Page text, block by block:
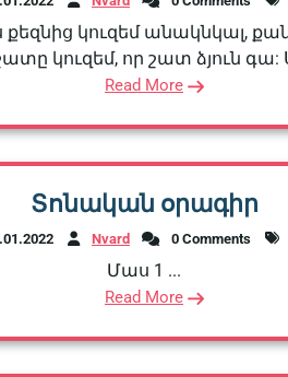
կուզեմ անակնկալ,
կուզեմ, որ շատ ձյուն գա:
Read More
Տոնական օրագիր
Nvard 0 Comments
Մաս 1 ...
Read More